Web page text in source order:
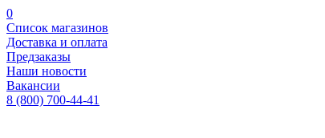
0
Список магазинов
Доставка и оплата
Предзаказы
Наши новости
Вакансии
8 (800) 700-44-41